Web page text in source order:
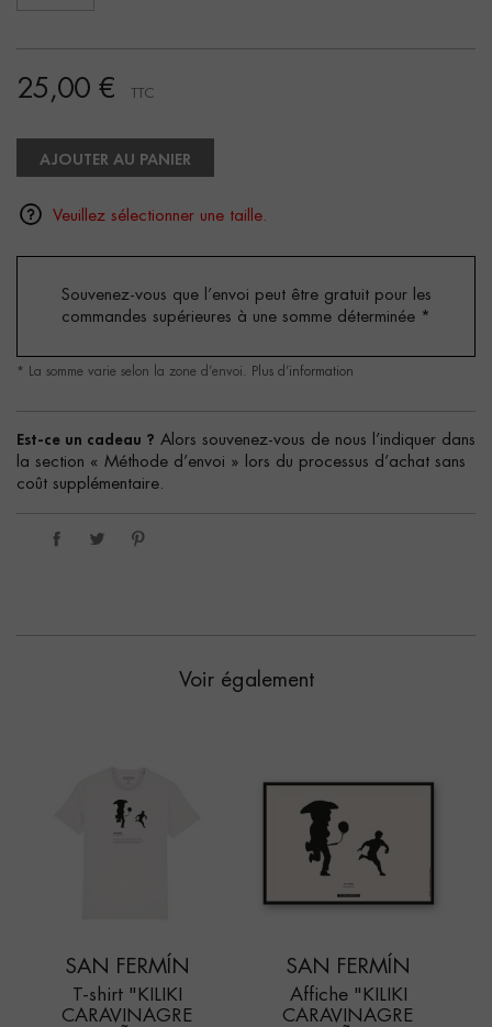
25,00 € TTC
AJOUTER AU PANIER
Veuillez sélectionner une taille.
Souvenez-vous que l’envoi peut être gratuit pour les
commandes supérieures à une somme déterminée *
* La somme varie selon la zone d’envoi. Plus d’information
Est-ce un cadeau ? Alors souvenez-vous de nous l’indiquer dans
la section « Méthode d’envoi » lors du processus d’achat sans
coût supplémentaire.
Voir également
SAN FERMÍN
T-shirt "KILIKI
CARAVINAGRE
SAN FERMÍN
Affiche "KILIKI
CARAVINAGRE